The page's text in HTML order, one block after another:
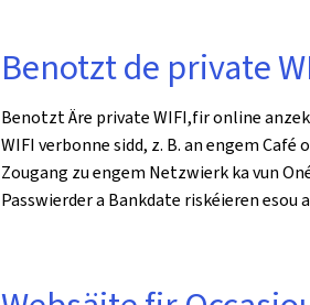
Benotzt de private
Benotzt Äre private WIFI,fir online
WIFI verbonne sidd, z. B. an engem
Zougang zu engem Netzwierk ka vun
Passwierder a Bankdate riskéieren esou